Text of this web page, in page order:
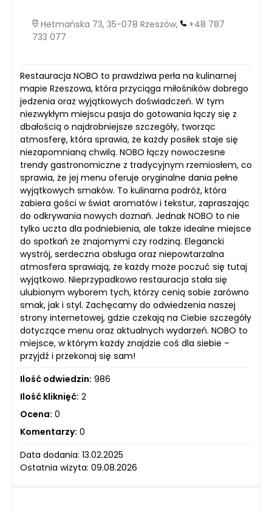
Hetmańska 73, 35-078 Rzeszów,
+48 787
733 077
Restauracja NOBO to prawdziwa perła na kulinarnej
mapie Rzeszowa, która przyciąga miłośników dobrego
jedzenia oraz wyjątkowych doświadczeń. W tym
niezwykłym miejscu pasja do gotowania łączy się z
dbałością o najdrobniejsze szczegóły, tworząc
atmosferę, która sprawia, że każdy posiłek staje się
niezapomnianą chwilą. NOBO łączy nowoczesne
trendy gastronomiczne z tradycyjnym rzemiosłem, co
sprawia, że jej menu oferuje oryginalne dania pełne
wyjątkowych smaków. To kulinarna podróż, która
zabiera gości w świat aromatów i tekstur, zapraszając
do odkrywania nowych doznań. Jednak NOBO to nie
tylko uczta dla podniebienia, ale także idealne miejsce
do spotkań ze znajomymi czy rodziną. Elegancki
wystrój, serdeczna obsługa oraz niepowtarzalna
atmosfera sprawiają, że każdy może poczuć się tutaj
wyjątkowo. Nieprzypadkowo restauracja stała się
ulubionym wyborem tych, którzy cenią sobie zarówno
smak, jak i styl. Zachęcamy do odwiedzenia naszej
strony internetowej, gdzie czekają na Ciebie szczegóły
dotyczące menu oraz aktualnych wydarzeń. NOBO to
miejsce, w którym każdy znajdzie coś dla siebie –
przyjdź i przekonaj się sam!
Ilość odwiedzin: 986
Ilość kliknięć: 2
Ocena: 0
Komentarzy: 0
Data dodania: 13.02.2025
Ostatnia wizyta: 09.08.2026